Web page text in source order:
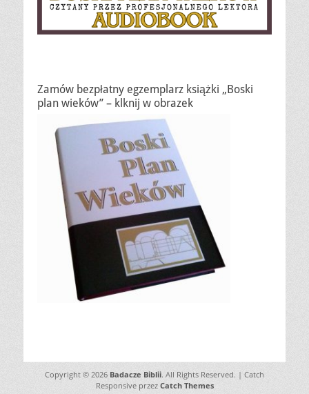
Zamów bezpłatny egzemplarz książki „Boski
plan wieków” – klknij w obrazek
Copyright © 2026 Badacze Biblii. All Rights Reserved. | Catch
Responsive przez Catch Themes